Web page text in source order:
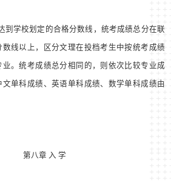
到学校划定的合格分数线，统考成绩总分在联
线以上，区分文理在投档考生中按统考成绩
。统考成绩总分相同的，则依次比较专业成
单科成绩、英语单科成绩、数学单科成绩由
第八章 入 学